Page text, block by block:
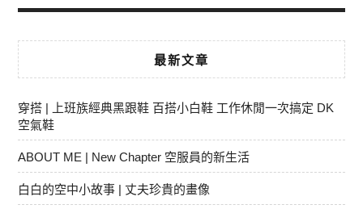
最新文章
穿搭 | 上班族經典黑跟鞋 百搭小白鞋 工作休閒一次搞定 DK
空氣鞋
ABOUT ME | New Chapter 空服員的新生活
白白的空中小故事 | 丈夫珍貴的畫像